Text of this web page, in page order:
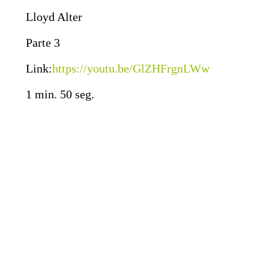
Lloyd Alter
Parte 3
Link:https://youtu.be/GlZHFrgnLWw
1 min. 50 seg.